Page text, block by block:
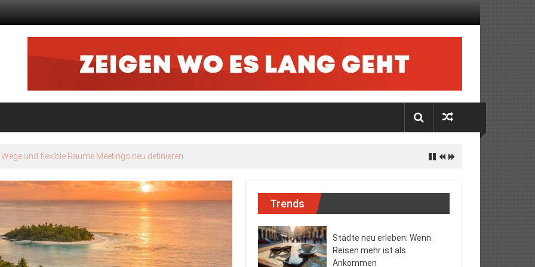
So verändert sich der Alltag junger Entdecker in der Stadt
Trends
Städte neu erleben: Wenn
Reisen mehr ist als
Ankommen